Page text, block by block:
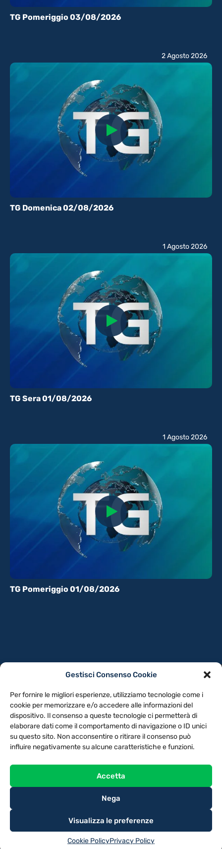
Gestisci Consenso Cookie
Per fornire le migliori esperienze, utilizziamo tecnologie come i
cookie per memorizzare e/o accedere alle informazioni del
dispositivo. Il consenso a queste tecnologie ci permetterà di
elaborare dati come il comportamento di navigazione o ID unici
su questo sito. Non acconsentire o ritirare il consenso può
influire negativamente su alcune caratteristiche e funzioni.
Accetta
Nega
Visualizza le preferenze
Cookie PolicyPrivacy Policy
TG Pomeriggio 03/08/2026
TG Domenica 02/08/2026
2 Agosto 2026
TG Sera 01/08/2026
1 Agosto 2026
TG Pomeriggio 01/08/2026
1 Agosto 2026
NOTE LEGALI
CONTATTACI PREFERENZE
TV LIBERA S.P.A.
Via Monteleonese 95/21 – 51100 Pistoia (PT)
Tel. 0573.9136 / Fax 0573.913615